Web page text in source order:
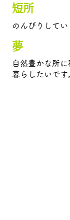
​短所
のんびりしてい
夢
自然豊かな所
暮らしたいです